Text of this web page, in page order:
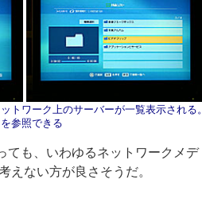
トワーク上のサーバーが一覧表示される
参照できる
も、いわゆるネットワークメデ
えない方が良さそうだ。